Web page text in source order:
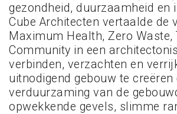
gezondheid, duurzaamheid en
Cube Architecten vertaalde de
Maximum Health, Zero Waste,
Community in een
verbinden, verzachten en
uitnodigend gebouw te
verduurzaming van de
opwekkende gevels, slimme